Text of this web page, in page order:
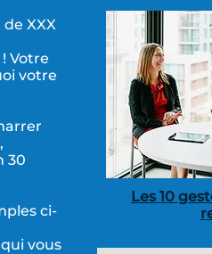
XXX
Votre
votre
30
ci-
vous
Les 10